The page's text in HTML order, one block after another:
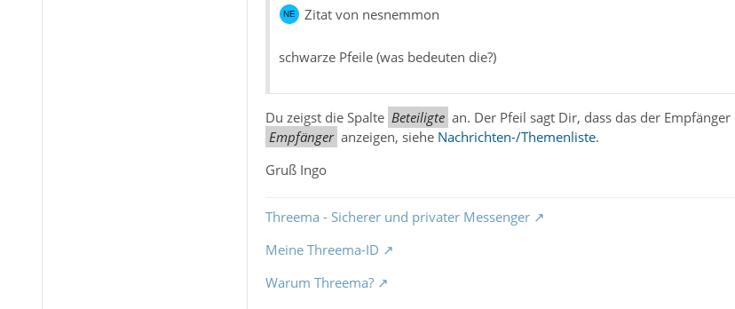
Zitat von nesnemmon
schwarze Pfeile (was bedeuten die?)
Du zeigst die Spalte Beteiligte an. Der Pfeil sagt Dir, dass das der
Empfänger anzeigen, siehe Nachrichten-/Themenliste.
Gruß Ingo
Threema - Sicherer und privater Messenger
Meine Threema-ID
Warum Threema?